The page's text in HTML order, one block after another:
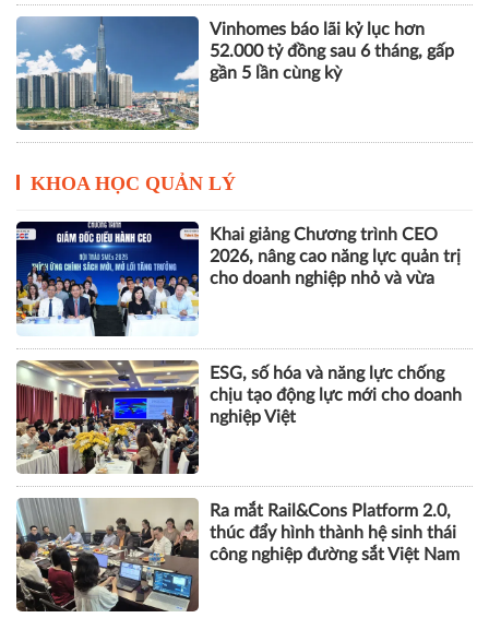
Vinhomes báo lãi kỷ lục hơn
52.000 tỷ đồng sau 6 tháng, gấp
gần 5 lần cùng kỳ
KHOA HỌC QUẢN LÝ
Khai giảng Chương trình CEO
2026, nâng cao năng lực quản trị
cho doanh nghiệp nhỏ và vừa
ESG, số hóa và năng lực chống
chịu tạo động lực mới cho doanh
nghiệp Việt
Ra mắt Rail&Cons Platform 2.0,
thúc đẩy hình thành hệ sinh thái
công nghiệp đường sắt Việt Nam